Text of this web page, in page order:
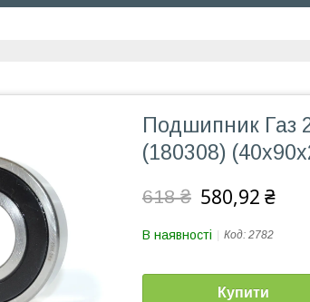
Подшипник Газ
(180308)
618 ₴ 580,92 ₴
В наявності Код: 2782
Купити